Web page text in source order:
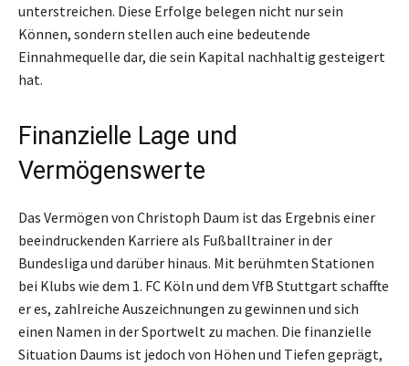
unterstreichen. Diese Erfolge belegen nicht nur sein
Können, sondern stellen auch eine bedeutende
Einnahmequelle dar, die sein Kapital nachhaltig gesteigert
hat.
Finanzielle Lage und
Vermögenswerte
Das Vermögen von Christoph Daum ist das Ergebnis einer
beeindruckenden Karriere als Fußballtrainer in der
Bundesliga und darüber hinaus. Mit berühmten Stationen
bei Klubs wie dem 1. FC Köln und dem VfB Stuttgart schaffte
er es, zahlreiche Auszeichnungen zu gewinnen und sich
einen Namen in der Sportwelt zu machen. Die finanzielle
Situation Daums ist jedoch von Höhen und Tiefen geprägt,